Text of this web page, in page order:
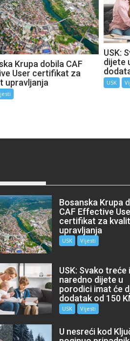
Krupa dobila CAF
User certifikat za
upravljanja
USK:
dijete
USK
Bosanska Krupa
CAF Effective
certifikat za
upravljanja
USK Vijesti
USK: Svako treće i
naredno dijete u
porodici imat će
dodatak od 150
USK Vijesti
U nesreći kod